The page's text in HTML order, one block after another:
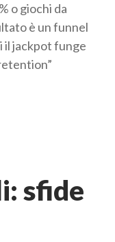
o giochi da
è un funnel
il jackpot funge
sfide